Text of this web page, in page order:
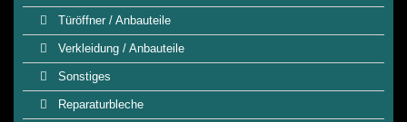
Türöffner / Anbauteile
Verkleidung / Anbauteile
Sonstiges
Reparaturbleche